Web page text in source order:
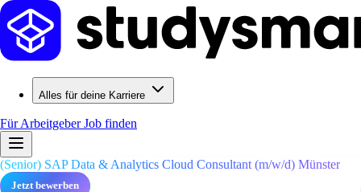
Alles für deine Karriere
Für ArbeitgeberJob finden
(Senior) SAP Data & Analytics Cloud Consultant (m/w/d) Münster
Jetzt bewerben